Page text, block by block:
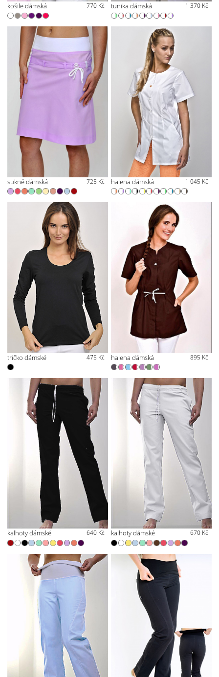
košile dámská 770 Kč tunika dámská 1 370 Kč
sukně dámská 725 Kč halena dámská 1 045 Kč
tričko dámské 475 Kč halena dámská 895 Kč
kalhoty dámské 640 Kč kalhoty dámské 670 Kč